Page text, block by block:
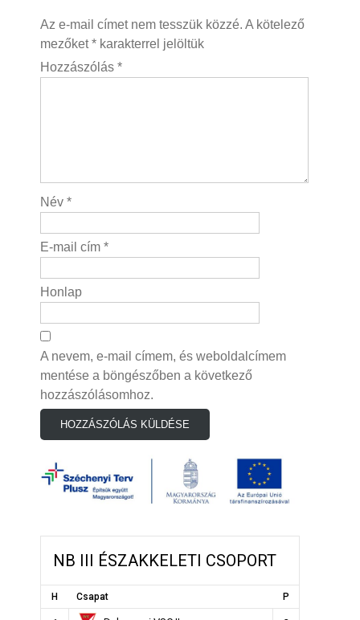
Az e-mail címet nem tesszük közzé. A kötelező
mezőket* karakterrel jelöltük
Hozzászólás *
Név *
E-mail cím *
Honlap
A nevem, e-mail címem, és weboldalcímem
mentése a böngészőben a következő
hozzászólásomhoz.
NB III ÉSZAKKELETI CSOPORT
H Csapat P